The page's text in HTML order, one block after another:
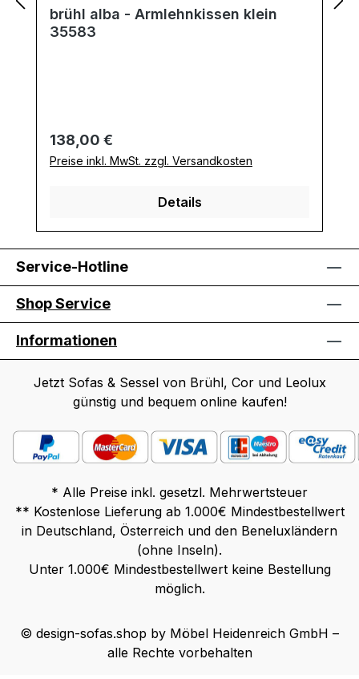
brühl alba - Armlehnkissen klein
35583
Regulärer Preis:
138,00 €
Preise inkl. MwSt. zzgl. Versandkosten
Details
Service-Hotline
Shop Service
Informationen
Jetzt Sofas & Sessel von Brühl, Cor und Leolux
günstig und bequem online kaufen!
* Alle Preise inkl. gesetzl. Mehrwertsteuer
** Kostenlose Lieferung ab 1.000€ Mindestbestellwert
in Deutschland, Österreich und den Beneluxländern
(ohne Inseln).
Unter 1.000€ Mindestbestellwert keine Bestellung
möglich.
© design-sofas.shop by Möbel Heidenreich GmbH –
alle Rechte vorbehalten